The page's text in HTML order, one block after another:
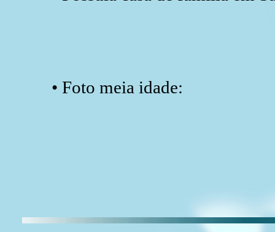
• Foto meia idade: